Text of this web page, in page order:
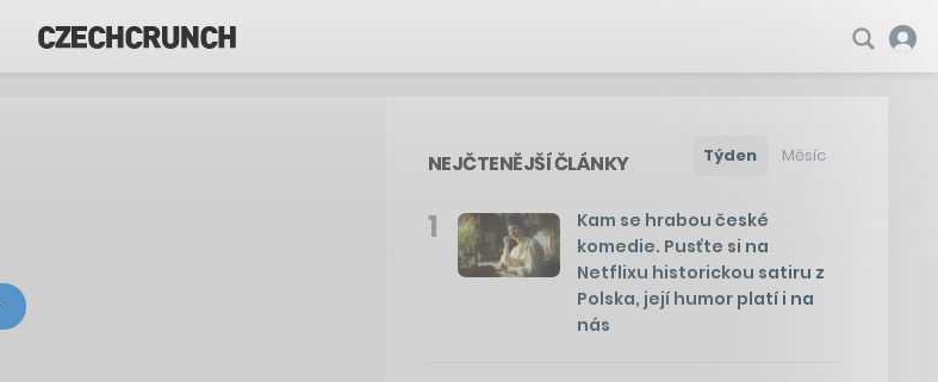
NEJČTENĚJŠÍ ČLÁNKY Týden Měsíc
1
Kam se hrabou české
komedie. Pusťte si na
Netflixu historickou satiru z
Polska, její humor platí i na
nás